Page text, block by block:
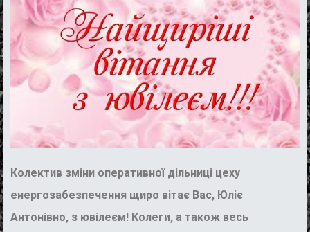
Колектив зміни оперативної дільниці цеху
енергозабезпечення щиро вітає Вас, Юліє
Антонівно, з ювілеєм! Колеги, а також весь